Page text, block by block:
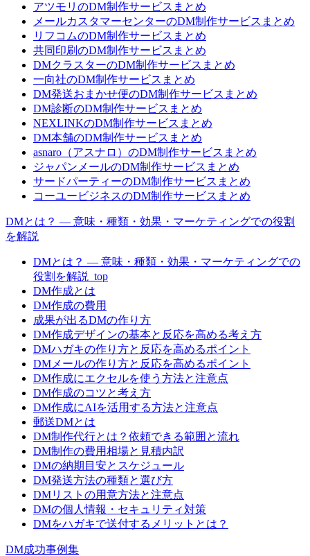
アツモリのDM制作サービスまとめ
メールカスタマーセンターのDM制作サービスまとめ
リフコムのDM制作サービスまとめ
共同印刷のDM制作サービスまとめ
DMクラスターのDM制作サービスまとめ
一向社のDM制作サービスまとめ
DM発送おまかせ便のDM制作サービスまとめ
DM診断のDM制作サービスまとめ
NEXLINKのDM制作サービスまとめ
DM本舗のDM制作サービスまとめ
asnaro（アスナロ）のDM制作サービスまとめ
ジャパンメールのDM制作サービスまとめ
サードパーティーのDM制作サービスまとめ
コーユービジネスのDM制作サービスまとめ
DMとは？ — 意味・種類・効果・マーケティングでの役割
を解説
DMとは？ — 意味・種類・効果・マーケティングでの
役割を解説_top
DM作成とは
DM作成の費用
成果が出るDMの作り方
DM作成デザインの基本と反応を高める考え方
DMハガキの作り方と反応を高めるポイント
DMメールの作り方と反応を高めるポイント
DM作成にエクセルを使う方法と注意点
DM作成のコツと考え方
DM作成にAIを活用する方法と注意点
郵送DMとは
DM制作代行とは？依頼できる範囲と流れ
DM制作の費用相場と見積内訳
DMの納期目安とスケジュール
DM発送方法の種類と選び方
DMリストの用意方法と注意点
DMの個人情報・セキュリティ対策
DMをハガキで送付するメリットとは？
DM成功事例集